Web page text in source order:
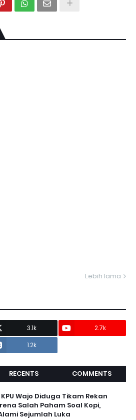
Lebih lama
3.1k
2.7k
1.2k
RECENTS COMMENTS
Wajo Diduga Tikam Rekan
Salah Paham Soal Kopi,
Sejumlah Luka